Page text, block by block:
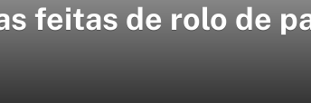
feitas de rolo de